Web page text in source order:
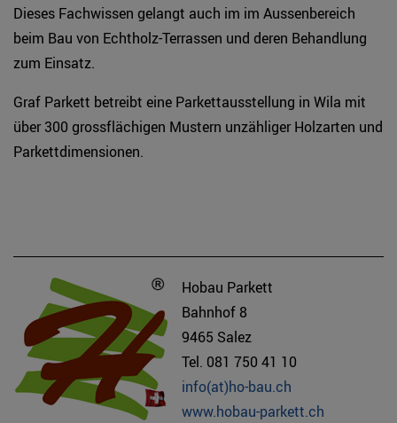
Dieses Fachwissen gelangt auch im im Aussenbereich
beim Bau von Echtholz-Terrassen und deren Behandlung
zum Einsatz.
Graf Parkett betreibt eine Parkettausstellung in Wila mit
über 300 grossflächigen Mustern unzähliger Holzarten und
Parkettdimensionen.
Hobau Parkett
Bahnhof 8
9465 Salez
Tel. 081 750 41 10
info(at)ho-bau.ch
www.hobau-parkett.ch